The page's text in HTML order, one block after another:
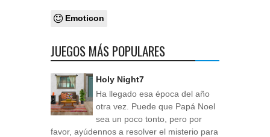
Emoticon
JUEGOS MÁS POPULARES
Holy Night7
Ha llegado esa época del año
otra vez. Puede que Papá Noel
sea un poco tonto, pero por
favor, ayúdennos a resolver el misterio para